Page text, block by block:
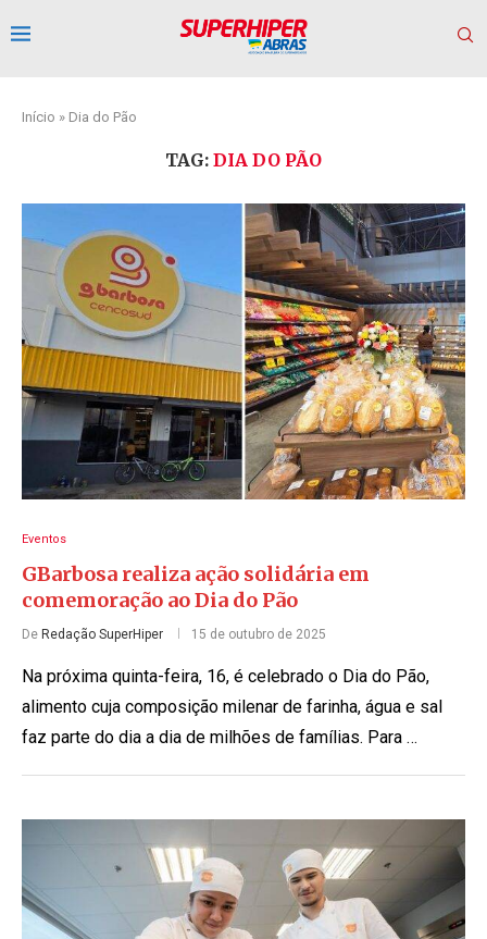
Início » Dia do Pão
TAG: DIA DO PÃO
Eventos
GBarbosa realiza ação solidária em
comemoração ao Dia do Pão
De Redação SuperHiper 15 de outubro de 2025
Na próxima quinta-feira, 16, é celebrado o Dia do Pão,
alimento cuja composição milenar de farinha, água e sal
faz parte do dia a dia de milhões de famílias. Para …